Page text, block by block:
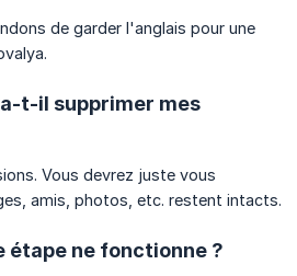
de garder l'anglais pour une
t-il supprimer mes
Vous devrez juste vous
amis, photos, etc. restent intacts.
étape ne fonctionne ?